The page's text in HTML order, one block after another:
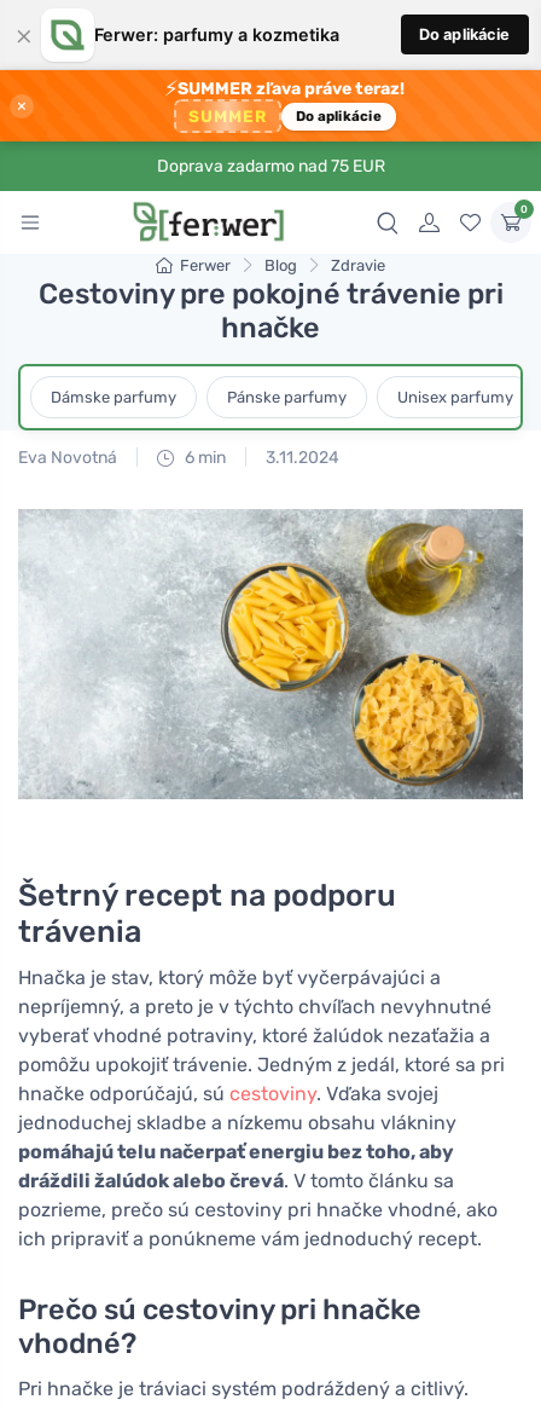
× Ferwer: parfumy a kozmetika Do aplikácie
×
⚡SUMMER zľava práve teraz!
SUMMER Do aplikácie
Doprava zadarmo nad 75 EUR
0
Ferwer Blog Zdravie
Cestoviny pre pokojné trávenie pri
hnačke
Dámske parfumy Pánske parfumy Unisex parfumy
Eva Novotná 6 min 3.11.2024
Šetrný recept na podporu
trávenia
Hnačka je stav, ktorý môže byť vyčerpávajúci a
nepríjemný, a preto je v týchto chvíľach nevyhnutné
vyberať vhodné potraviny, ktoré žalúdok nezaťažia a
pomôžu upokojiť trávenie. Jedným z jedál, ktoré sa pri
hnačke odporúčajú, sú cestoviny. Vďaka svojej
jednoduchej skladbe a nízkemu obsahu vlákniny
pomáhajú telu načerpať energiu bez toho, aby
dráždili žalúdok alebo črevá. V tomto článku sa
pozrieme, prečo sú cestoviny pri hnačke vhodné, ako
ich pripraviť a ponúkneme vám jednoduchý recept.
Prečo sú cestoviny pri hnačke
vhodné?
Pri hnačke je tráviaci systém podráždený a citlivý.